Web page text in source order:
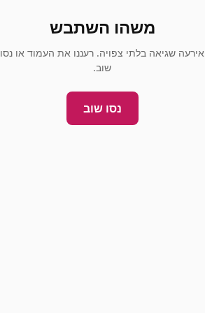
משהו השתבש
אירעה שגיאה בלתי צפויה. רעננו את העמוד או נסו
שוב.
נסו שוב